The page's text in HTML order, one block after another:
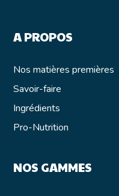
A PROPOS
Nos matières premières
Savoir-faire
Ingrédients
Pro-Nutrition
NOS GAMMES